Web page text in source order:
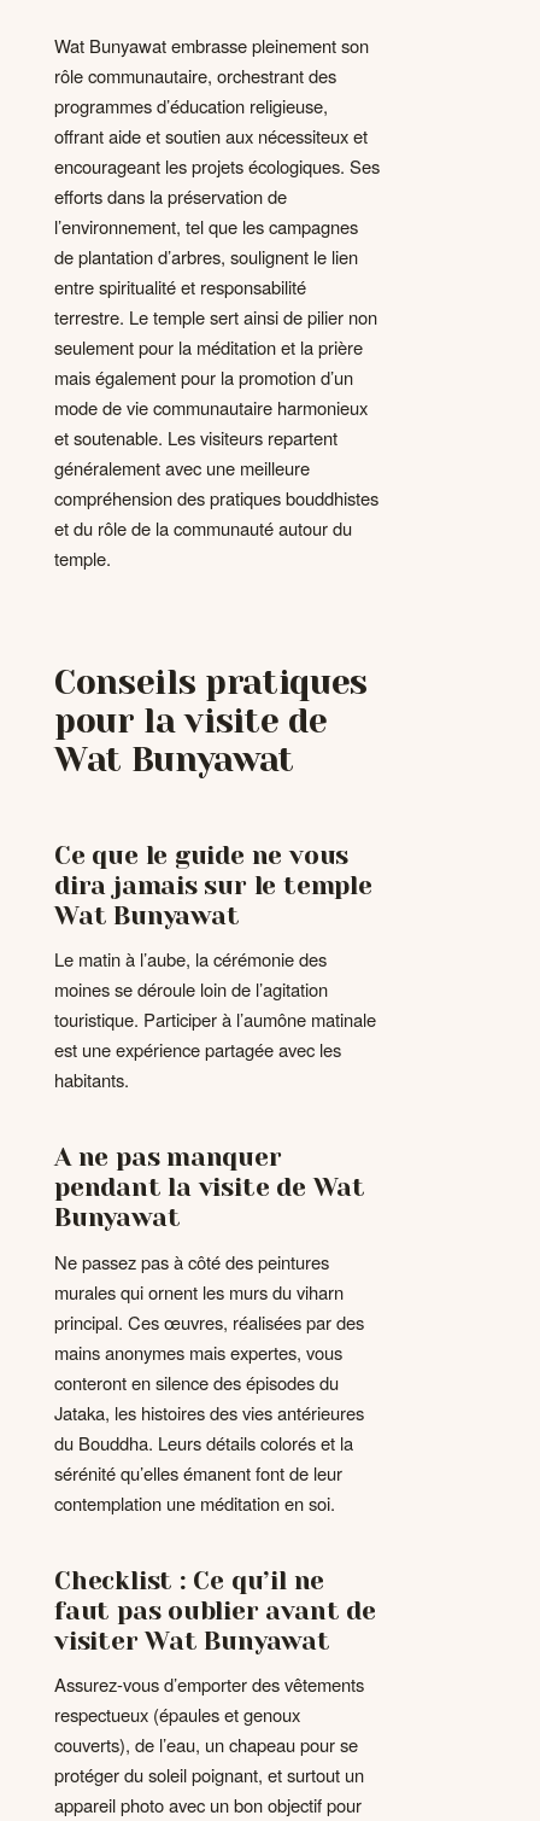
Wat Bunyawat embrasse pleinement son
rôle communautaire, orchestrant des
programmes d’éducation religieuse,
offrant aide et soutien aux nécessiteux et
encourageant les projets écologiques. Ses
efforts dans la préservation de
l’environnement, tel que les campagnes
de plantation d’arbres, soulignent le lien
entre spiritualité et responsabilité
terrestre. Le temple sert ainsi de pilier non
seulement pour la méditation et la prière
mais également pour la promotion d’un
mode de vie communautaire harmonieux
et soutenable. Les visiteurs repartent
généralement avec une meilleure
compréhension des pratiques bouddhistes
et du rôle de la communauté autour du
temple.
Conseils pratiques
pour la visite de
Wat Bunyawat
Ce que le guide ne vous
dira jamais sur le temple
Wat Bunyawat
Le matin à l’aube, la cérémonie des
moines se déroule loin de l’agitation
touristique. Participer à l’aumône matinale
est une expérience partagée avec les
habitants.
A ne pas manquer
pendant la visite de Wat
Bunyawat
Ne passez pas à côté des peintures
murales qui ornent les murs du viharn
principal. Ces œuvres, réalisées par des
mains anonymes mais expertes, vous
conteront en silence des épisodes du
Jataka, les histoires des vies antérieures
du Bouddha. Leurs détails colorés et la
sérénité qu’elles émanent font de leur
contemplation une méditation en soi.
Checklist : Ce qu’il ne
faut pas oublier avant de
visiter Wat Bunyawat
Assurez-vous d’emporter des vêtements
respectueux (épaules et genoux
couverts), de l’eau, un chapeau pour se
protéger du soleil poignant, et surtout un
appareil photo avec un bon objectif pour